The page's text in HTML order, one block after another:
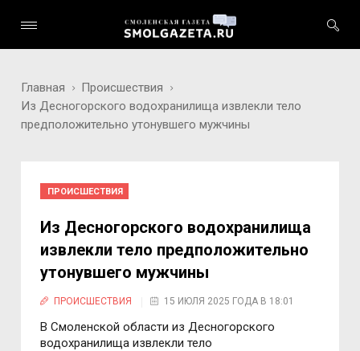
Главная
Происшествия
Из Десногорского водохранилища извлекли тело
предположительно утонувшего мужчины
ПРОИСШЕСТВИЯ
Из Десногорского водохранилища
извлекли тело предположительно
утонувшего мужчины
ПРОИСШЕСТВИЯ 15 ИЮЛЯ 2025 ГОДА В 18:01
В Смоленской области из Десногорского
водохранилища извлекли тело